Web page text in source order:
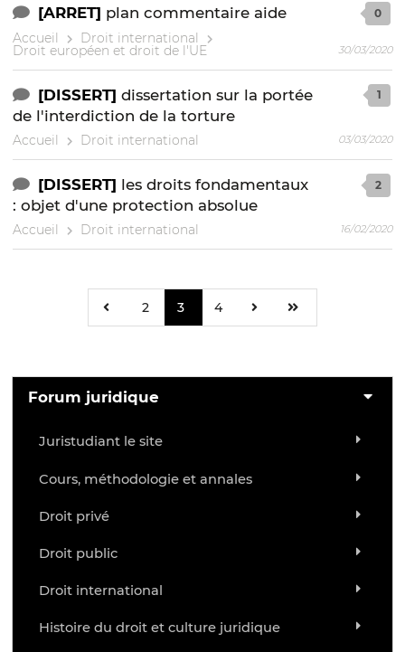
[ARRET] plan commentaire aide
Accueil Droit international
Droit européen et droit de l'UE
0
30/03/2020
[DISSERT] dissertation sur la portée
de l'interdiction de la torture
Accueil Droit international
1
03/03/2020
[DISSERT] les droits fondamentaux
: objet d'une protection absolue
Accueil Droit international
2
16/02/2020
2 3 4
Forum juridique
Juristudiant le site
Cours, méthodologie et annales
Droit privé
Droit public
Droit international
Histoire du droit et culture juridique